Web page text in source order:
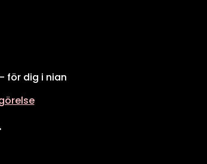
för dig i nian